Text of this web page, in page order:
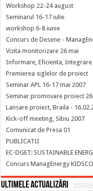
Workshop 22-24 august
Seminarul 16-17 iulie
workshop 6-8 iunie
Concurs de Desene -
Vizita monitorizare 26 mai
Informare, Eficienta, Integrare
Premierea siglelor de proiect
Seminar APL 16-17 mai 2007
Seminar promovare proiect
Lansare proiect, Braila -
Kick-off meeting, Sibiu 2007
Comunicat de Presa 01
PUBLICATII
EC-DGET: SUSTAINABLE
Concurs ManagEnergy
Ultimele actualizări